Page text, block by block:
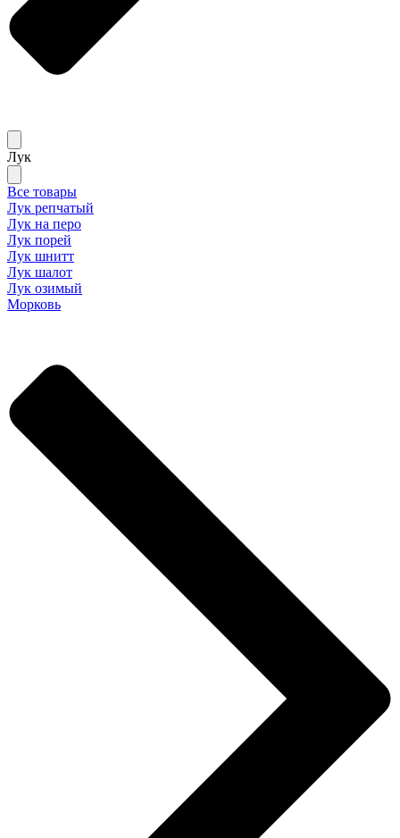
Лук
Все товары
Лук репчатый
Лук на перо
Лук порей
Лук шнитт
Лук шалот
Лук озимый
Морковь